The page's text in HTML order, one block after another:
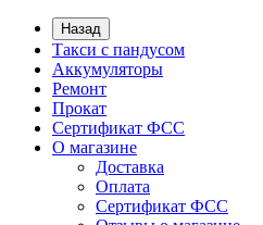
Назад
Такси с пандусом
Аккумуляторы
Ремонт
Прокат
Сертификат ФСС
О магазине
Доставка
Оплата
Сертификат ФСС